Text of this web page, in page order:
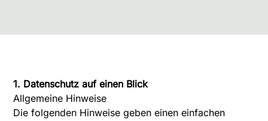
1. Datenschutz auf einen Blick
Allgemeine Hinweise
Die folgenden Hinweise geben einen einfachen